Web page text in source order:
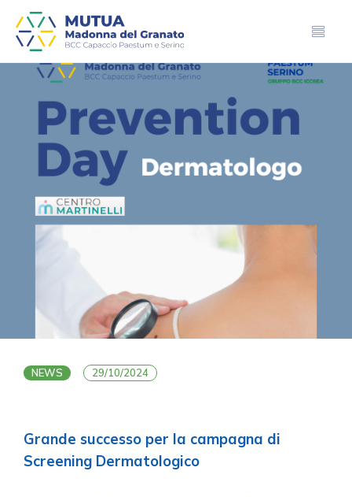
NEWS 29/10/2024
Grande successo per la campagna di
Screening Dermatologico